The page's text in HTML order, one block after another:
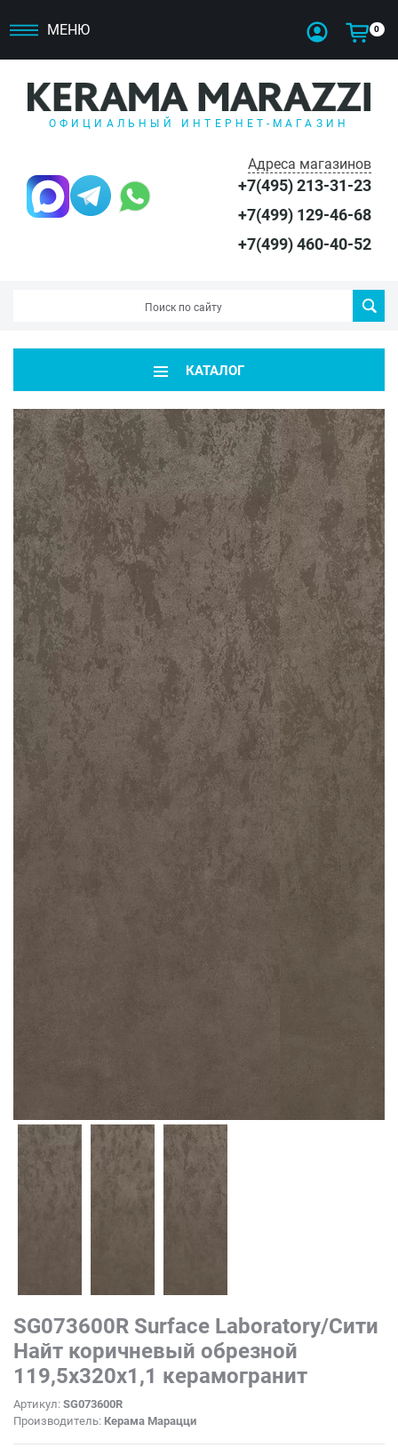
МЕНЮ 0
ОФИЦИАЛЬНЫЙ ИНТЕРНЕТ-МАГАЗИН
Адреса магазинов
+7(495) 213-31-23
+7(499) 129-46-68
+7(499) 460-40-52
КАТАЛОГ
SG073600R Surface Laboratory/Сити
Найт коричневый обрезной
119,5x320x1,1 керамогранит
Артикул: SG073600R
Производитель: Керама Марацци